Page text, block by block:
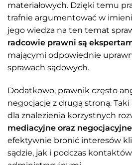
materiałowych. Dzięki temu
trafnie argumentować w
jego wiedza na ten temat
radcowie prawni są
mającymi odpowiednie
sprawach sądowych.
Dodatkowo, prawnik często
negocjacje z drugą stroną.
dla znalezienia korzystnych
mediacyjne oraz negocjacyjne
efektywnie bronić interesów
sądzie, jak i podczas